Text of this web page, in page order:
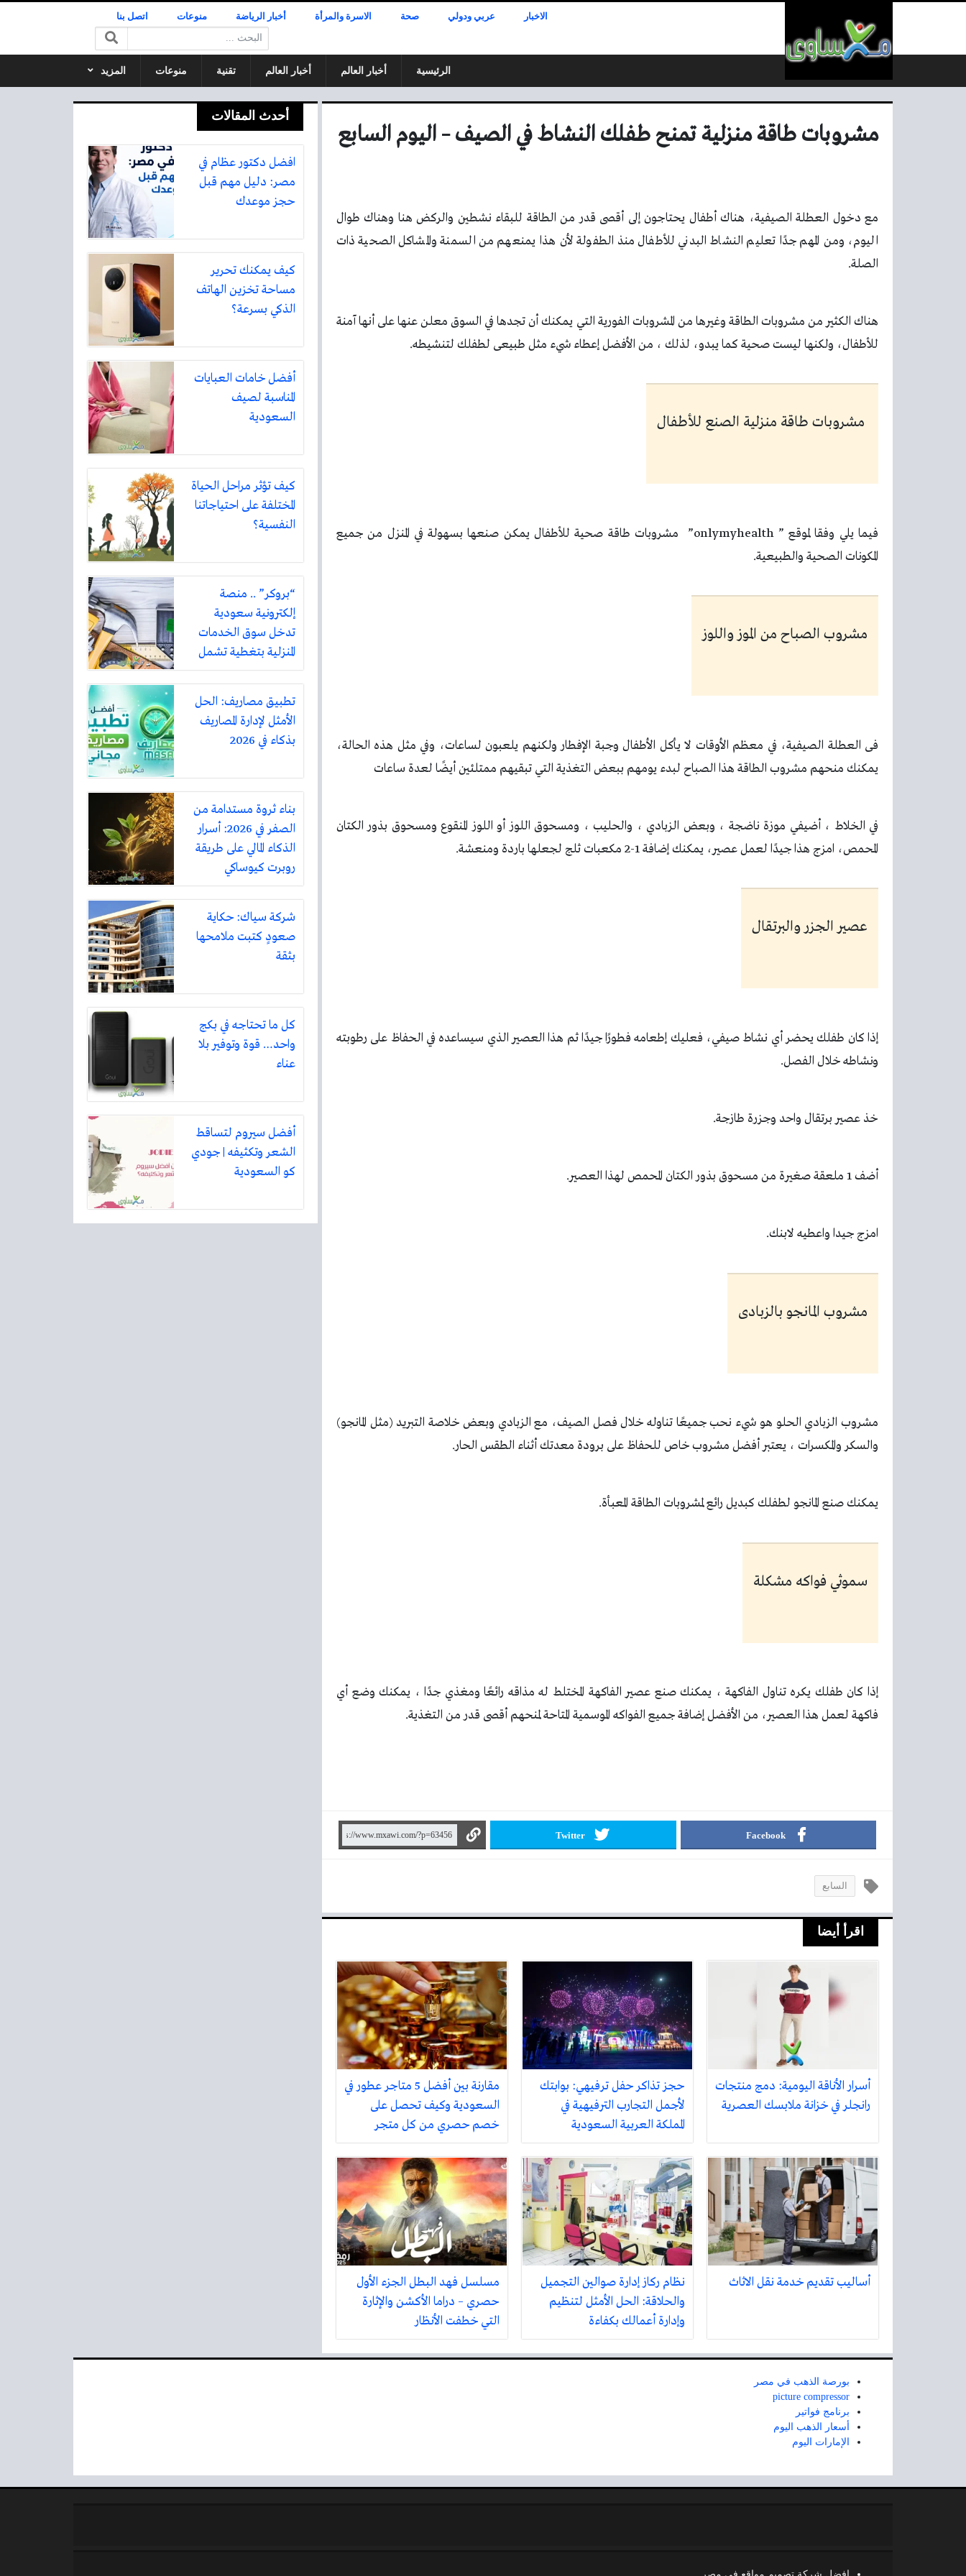
الاخبار عربي ودولي صحة الاسرة والمرأة أخبار الرياضة منوعات اتصل بنا
البحث:
الرئيسية أخبار العالم أخبار العالم تقنية منوعات المزيد
مشروبات طاقة منزلية تمنح طفلك النشاط في الصيف – اليوم السابع
مع دخول العطلة الصيفية، هناك أطفال يحتاجون إلى أقصى قدر من الطاقة للبقاء نشطين والركض هنا وهناك طوال
اليوم، ومن المهم جدًا تعليم النشاط البدني للأطفال منذ الطفولة لأن هذا يمنعهم من السمنة والمشاكل الصحية ذات
الصلة.
هناك الكثير من مشروبات الطاقة وغيرها من المشروبات الفورية التي يمكنك أن تجدها في السوق معلن عنها على أنها آمنة
للأطفال، ولكنها ليست صحية كما يبدو، لذلك ، من الأفضل إعطاء شيء مثل طبيعى لطفلك لتنشيطه.
مشروبات طاقة منزلية الصنع للأطفال
فيما يلي وفقا لموقع ”onlymyhealth” مشروبات طاقة صحية للأطفال يمكن صنعها بسهولة في المنزل من جميع
المكونات الصحية والطبيعية.
مشروب الصباح من الموز واللوز
فى العطلة الصيفية، في معظم الأوقات لا يأكل الأطفال وجبة الإفطار ولكنهم يلعبون لساعات، وفي مثل هذه الحالة،
يمكنك منحهم مشروب الطاقة هذا الصباح لبدء يومهم ببعض التغذية التي تبقيهم ممتلئين أيضًا لعدة ساعات
في الخلاط ، أضيفي موزة ناضجة ، وبعض الزبادي ، والحليب ، ومسحوق اللوز أو اللوز المنقوع ومسحوق بذور الكتان
المحمص، امزج هذا جيدًا لعمل عصير، يمكنك إضافة 1-2 مكعبات ثلج لجعلها باردة ومنعشة
.
عصير الجزر والبرتقال
إذا كان طفلك يحضر أي نشاط صيفي، فعليك إطعامه فطورًا جيدًا ثم هذا العصير الذي سيساعده في الحفاظ على رطوبته
ونشاطه خلال الفصل.
خذ عصير برتقال واحد وجزرة طازجة.
أضف 1 ملعقة صغيرة من مسحوق بذور الكتان المحمص لهذا العصير .
امزج جيدا واعطيه لابنك.
مشروب المانجو بالزبادى
مشروب الزبادي الحلو هو شيء نحب جميعًا تناوله خلال فصل الصيف، مع الزبادي وبعض خلاصة التبريد (مثل المانجو)
والسكر والمكسرات ، يعتبر أفضل مشروب خاص للحفاظ على برودة معدتك أثناء الطقس الحار.
يمكنك صنع المانجو لطفلك كبديل رائع لمشروبات الطاقة المعبأة.
سموثي فواكه مشكلة
إذا كان طفلك يكره تناول الفاكهة ، يمكنك صنع عصير الفاكهة المختلط له مذاقه رائعًا ومغذي جدًا ، يمكنك وضع أي
فاكهة لعمل هذا العصير، من الأفضل إضافة جميع الفواكه الموسمية المتاحة لمنحهم أقصى قدر من التغذية.
Facebook
Twitter
السابع
اقرأ أيضا
أسرار الأناقة اليومية: دمج منتجات
رانجلر في خزانة ملابسك العصرية
حجز تذاكر حفل ترفيهي: بوابتك
لأجمل التجارب الترفيهية في
المملكة العربية السعودية
مقارنة بين أفضل 5 متاجر عطور في
السعودية وكيف تحصل على
خصم حصري من كل متجر
أساليب تقديم خدمة نقل الاثاث
نظام ركاز إدارة صوالين التجميل
والحلاقة: الحل الأمثل لتنظيم
وإدارة أعمالك بكفاءة
مسلسل فهد البطل الجزء الأول
حصري – دراما الأكشن والإثارة
التي خطفت الأنظار
أحدث المقالات
افضل دكتور عظام في
مصر: دليل مهم قبل
حجز موعدك
كيف يمكنك تحرير
مساحة تخزين الهاتف
الذكي بسرعة؟
أفضل خامات العبايات
المناسبة لصيف
السعودية
كيف تؤثر مراحل الحياة
المختلفة على احتياجاتنا
النفسية؟
“بروكر” .. منصة
إلكترونية سعودية
تدخل سوق الخدمات
المنزلية بتغطية تشمل
أكثر من ثلاثين مدينة
تطبيق مصاريف: الحل
الأمثل لإدارة المصاريف
بذكاء في 2026
بناء ثروة مستدامة من
الصفر في 2026: أسرار
الذكاء المالي على طريقة
روبرت كيوساكي
شركة سياك: حكاية
صعودٍ كتبت ملامحها
بثقة
كل ما تحتاجه في بكج
واحد… قوة وتوفير بلا
عناء
أفضل سيروم لتساقط
الشعر وتكثيفه | جودي
كو السعودية
بورصة الذهب في مصر
picture compressor
برنامج فواتير
أسعار الذهب اليوم
الإمارات اليوم